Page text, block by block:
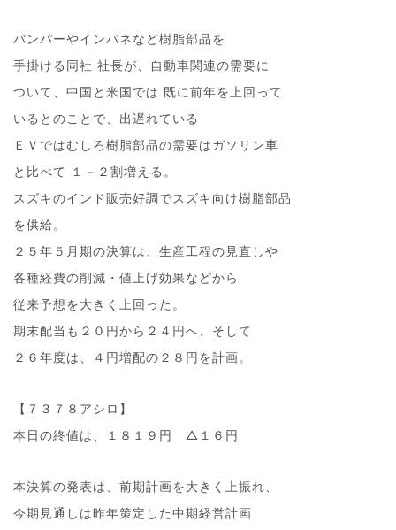
バンパーやインパネなど樹脂部品を
手掛ける同社 社長が、自動車関連の需要に
ついて、中国と米国では 既に前年を上回って
いるとのことで、出遅れている
ＥＶではむしろ樹脂部品の需要はガソリン車
と比べて １－２割増える。
スズキのインド販売好調でスズキ向け樹脂部品
を供給。
２５年５月期の決算は、生産工程の見直しや
各種経費の削減・値上げ効果などから
従来予想を大きく上回った。
期末配当も２０円から２４円へ、そして
２６年度は、４円増配の２８円を計画。
【７３７８アシロ】
本日の終値は、１８１９円 △１６円
本決算の発表は、前期計画を大きく上振れ、
今期見通しは昨年策定した中期経営計画